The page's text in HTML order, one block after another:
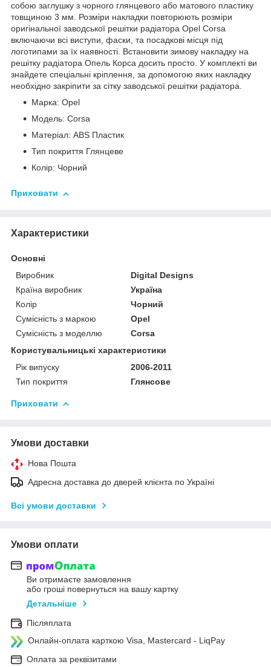
собою заглушку з чорного глянцевого або матового пластику
товщиною 3 мм. Розміри накладки повторюють розміри
оригінальної заводської решітки радіатора Opel Corsa
включаючи всі виступи, фаски, та посадкові місця під
логотипами за їх наявності. Встановити зимову накладку на
решітку радіатора Опель Корса досить просто. У комплекті ви
знайдете спеціальні кріплення, за допомогою яких накладку
необхідно закріпити за сітку заводської решітки радіатора.
Марка: Opel
Модель: Corsa
Матеріал: ABS Пластик
Тип покриття Глянцеве
Колір: Чорний
Приховати
Характеристики
Основні
Виробник
Digital Designs
Країна виробник
Україна
Колір
Чорний
Сумісність з маркою
Opel
Сумісність з моделлю
Corsa
Користувальницькі характеристики
Рік випуску
2006-2011
Тип покриття
Глянсове
Приховати
Умови доставки
Нова Пошта
Адресна доставка до дверей клієнта по Україні
Всі умови доставки
Умови оплати
Ви отримаєте замовлення
або гроші повернуться на вашу картку
Детальніше
Післяплата
Онлайн-оплата карткою Visa, Mastercard - LiqPay
Оплата за реквізитами